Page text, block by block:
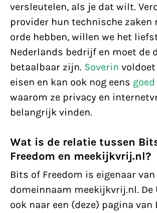
versleutelen, als je dat wilt.
provider hun technische zaken
orde hebben, willen we het
Nederlands bedrijf en moet de
betaalbaar zijn. Soverin
eisen en kan ook nog eens
waarom ze privacy en
belangrijk vinden.
Wat is de relatie tussen
Freedom en meekijkvrij.nl?
Bits of Freedom is eigenaar van
domeinnaam meekijkvrij.nl. De
ook naar een (deze) pagina van